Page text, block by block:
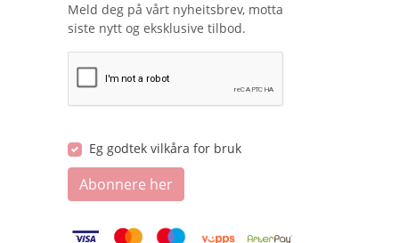
Meld deg på vårt nyheitsbrev, motta
siste nytt og eksklusive tilbod.
Eg godtek vilkåra for bruk
Abonnere her